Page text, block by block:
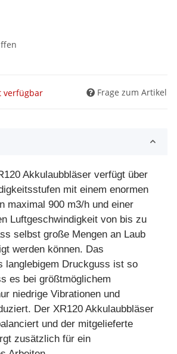
verfügbar Frage zum Artikel
Akkulaubbläser verfügt über
mit einem enormen
maximal 900 m3/h und einer
Luftgeschwindigkeit von bis zu
selbst große Mengen an Laub
werden können. Das
langlebigem Druckguss ist so
es bei größtmöglichem
niedrige Vibrationen und
Der XR120 Akkulaubbläser
und der mitgelieferte
zusätzlich für ein